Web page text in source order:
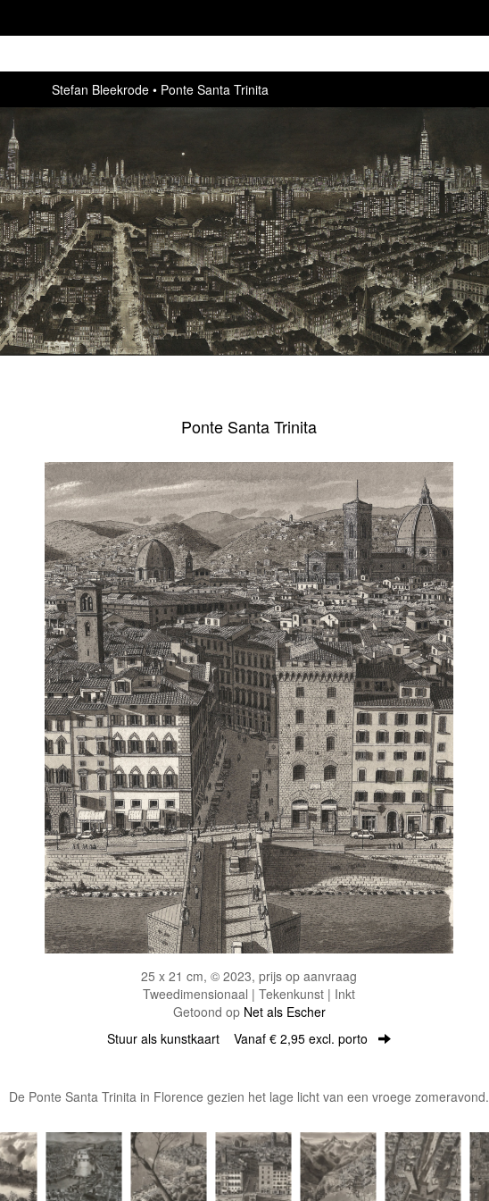
Stefan Bleekrode Ponte Santa Trinita
Ponte Santa Trinita
25 x 21 cm, © 2023, prijs op aanvraag
Tweedimensionaal | Tekenkunst | Inkt
Getoond op Net als Escher
Stuur als kunstkaart Vanaf € 2,95 excl. porto
De Ponte Santa Trinita in Florence gezien het lage licht van een vroege zomeravond.